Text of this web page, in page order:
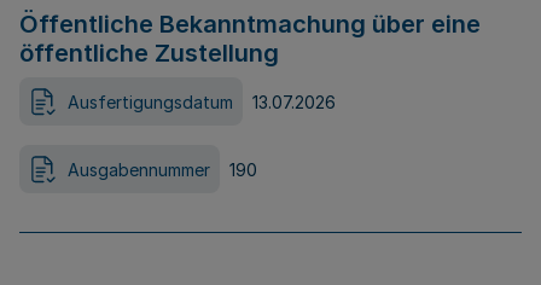
Öffentliche Bekanntmachung über eine
öffentliche Zustellung
Ausfertigungsdatum 13.07.2026
Ausgabennummer 190